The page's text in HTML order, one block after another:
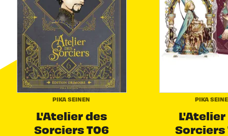
PIKA SEINEN
L'Atelier des
Sorciers T06
PIKA
L'Atelier
Sorciers